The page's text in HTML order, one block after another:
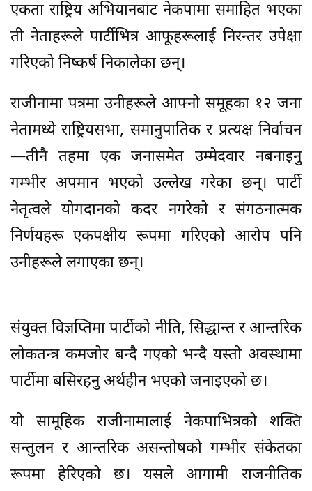
एकता राष्ट्रिय अभियानबाट नेकपामा समाहित भएका
ती नेताहरूले पार्टीभित्र आफूहरूलाई निरन्तर उपेक्षा
गरिएको निष्कर्ष निकालेका छन्।
राजीनामा पत्रमा उनीहरूले आफ्नो समूहका १२ जना
नेतामध्ये राष्ट्रियसभा, समानुपातिक र प्रत्यक्ष निर्वाचन
—तीनै तहमा एक जनासमेत उम्मेदवार नबनाइनु
गम्भीर अपमान भएको उल्लेख गरेका छन्। पार्टी
नेतृत्वले योगदानको कदर नगरेको र संगठनात्मक
निर्णयहरू एकपक्षीय रूपमा गरिएको आरोप पनि
उनीहरूले लगाएका छन्।
संयुक्त विज्ञप्तिमा पार्टीको नीति, सिद्धान्त र आन्तरिक
लोकतन्त्र कमजोर बन्दै गएको भन्दै यस्तो अवस्थामा
पार्टीमा बसिरहनु अर्थहीन भएको जनाइएको छ।
यो सामूहिक राजीनामालाई नेकपाभित्रको शक्ति
सन्तुलन र आन्तरिक असन्तोषको गम्भीर संकेतका
रूपमा हेरिएको छ। यसले आगामी राजनीतिक